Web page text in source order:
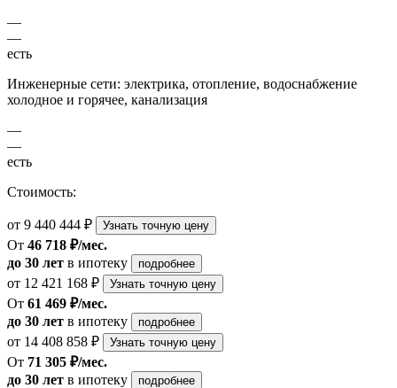
—
—
есть
Инженерные сети: электрика, отопление, водоснабжение
холодное и горячее, канализация
—
—
есть
Стоимость:
от 9 440 444 ₽ Узнать точную цену
От 46 718 ₽/мес.
до 30 лет в ипотеку подробнее
от 12 421 168 ₽ Узнать точную цену
От 61 469 ₽/мес.
до 30 лет в ипотеку подробнее
от 14 408 858 ₽ Узнать точную цену
От 71 305 ₽/мес.
до 30 лет в ипотеку подробнее